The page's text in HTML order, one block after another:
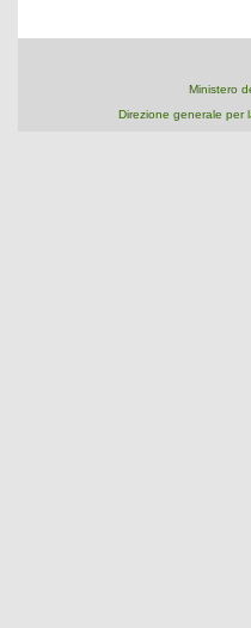
Ministero
Direzione generale per